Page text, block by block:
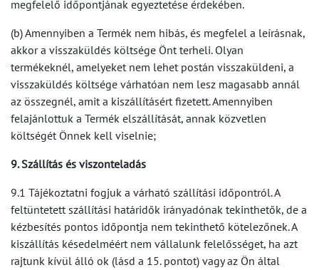
megfelelő időpontjának egyeztetése érdekében.
(b) Amennyiben a Termék nem hibás, és megfelel a leírásnak,
akkor a visszaküldés költsége Önt terheli. Olyan
termékeknél, amelyeket nem lehet postán visszaküldeni, a
visszaküldés költsége várhatóan nem lesz magasabb annál
az összegnél, amit a kiszállításért fizetett. Amennyiben
felajánlottuk a Termék elszállítását, annak közvetlen
költségét Önnek kell viselnie;
9. Szállítás és viszonteladás
9.1 Tájékoztatni fogjuk a várható szállítási időpontról. A
feltüntetett szállítási határidők irányadónak tekinthetők, de a
kézbesítés pontos időpontja nem tekinthető kötelezőnek. A
kiszállítás késedelméért nem vállalunk felelősséget, ha azt
rajtunk kívül álló ok (lásd a 15. pontot) vagy az Ön által